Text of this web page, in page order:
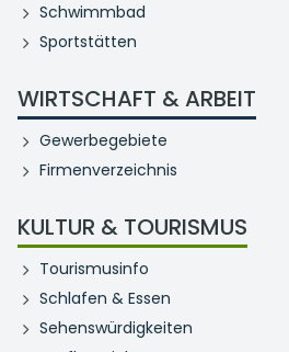
Schwimmbad
Sportstätten
WIRTSCHAFT & ARBEIT
Gewerbegebiete
Firmenverzeichnis
KULTUR & TOURISMUS
Tourismusinfo
Schlafen & Essen
Sehenswürdigkeiten